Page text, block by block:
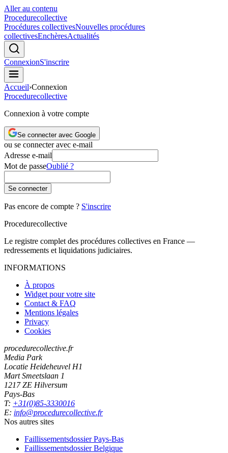
Aller au contenu
Procedurecollective
Procédures collectivesNouvelles procédures
collectivesEnchèresActualités
ConnexionS'inscrire
Accueil›Connexion
Procedurecollective
Connexion à votre compte
Se connecter avec Google
ou se connecter avec e-mail
Adresse e-mail
Mot de passeOublié ?
Se connecter
Pas encore de compte ? S'inscrire
Procedurecollective
Le registre complet des procédures collectives en France —
redressements et liquidations judiciaires.
INFORMATIONS
À propos
Widget pour votre site
Contact & FAQ
Mentions légales
Privacy
Cookies
procedurecollective.fr
Media Park
Locatie Heideheuvel H1
Mart Smeetslaan 1
1217 ZE Hilversum
Pays-Bas
T: +31(0)85-3330016
E: info@procedurecollective.fr
Nos autres sites
Faillissementsdossier Pays-Bas
Faillissementsdossier Belgique